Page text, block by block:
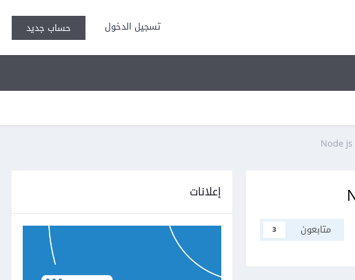
تسجيل الدخول حساب جديد
متابعون 3
إعلانات